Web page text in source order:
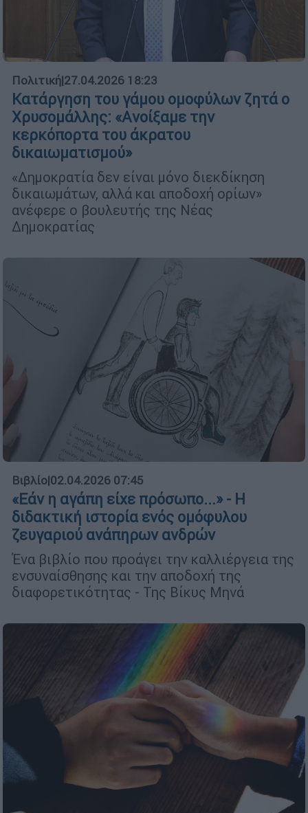
Πολιτική|27.04.2026 18:23
Κατάργηση του γάμου ομοφύλων ζητά ο
Χρυσομάλλης: «Aνοίξαμε την
κερκόπορτα του άκρατου
δικαιωματισμού»
«Δημοκρατία δεν είναι μόνο διεκδίκηση
δικαιωμάτων, αλλά και αποδοχή ορίων»
ανέφερε ο βουλευτής της Νέας
Δημοκρατίας
Βιβλίο|02.04.2026 07:45
«Εάν η αγάπη είχε πρόσωπο...» - Η
διδακτική ιστορία ενός ομόφυλου
ζευγαριού ανάπηρων ανδρών
Ένα βιβλίο που προάγει την καλλιέργεια της
ενσυναίσθησης και την αποδοχή της
διαφορετικότητας - Της Βίκυς Μηνά